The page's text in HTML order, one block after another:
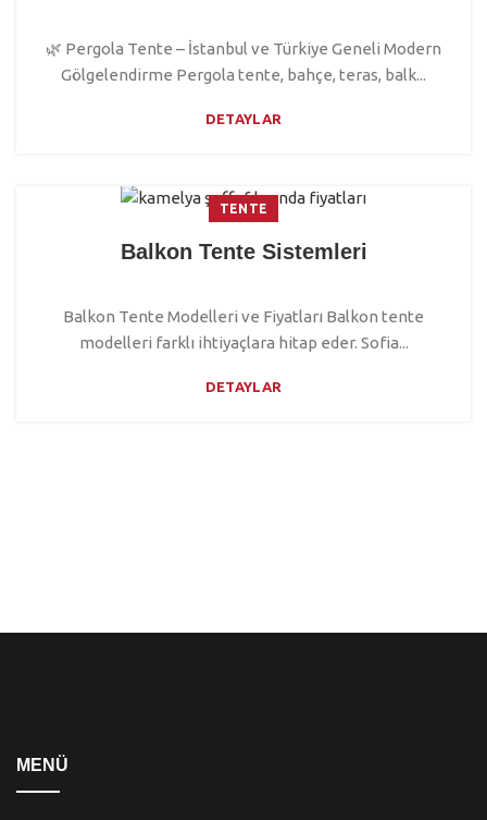
🌿 Pergola Tente – İstanbul ve Türkiye Geneli Modern
Gölgelendirme Pergola tente, bahçe, teras, balk...
DETAYLAR
TENTE
Balkon Tente Sistemleri
Balkon Tente Modelleri ve Fiyatları Balkon tente
modelleri farklı ihtiyaçlara hitap eder. Sofia...
DETAYLAR
MENÜ